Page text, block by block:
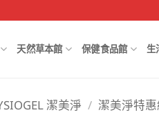
天然草本館 保健食品館 生
潔美淨 / 潔美淨特